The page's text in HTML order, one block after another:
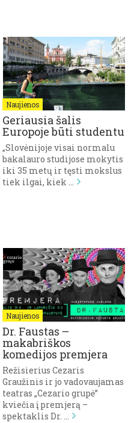
Naujienos
Geriausia šalis
Europoje būti studentu
„Slovėnijoje visai normalu
bakalauro studijose mokytis
iki 35 metų ir tęsti mokslus
tiek ilgai, kiek …
Naujienos
Dr. Faustas –
makabriškos
komedijos premjera
Režisierius Cezaris
Graužinis ir jo vadovaujamas
teatras „Cezario grupė”
kviečia į premjerą –
spektaklis Dr. …